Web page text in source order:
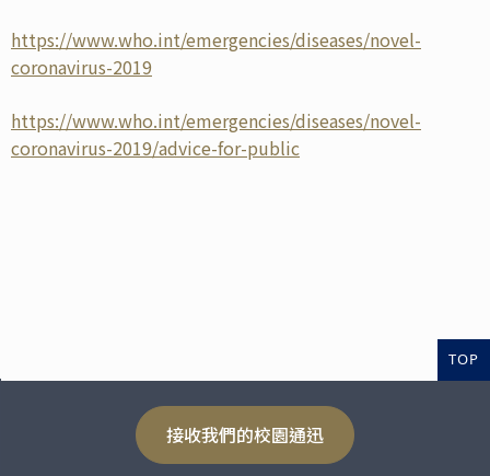
https://www.who.int/emergencies/diseases/novel-
coronavirus-2019
https://www.who.int/emergencies/diseases/novel-
coronavirus-2019/advice-for-public
TOP
接收我們的校園通迅